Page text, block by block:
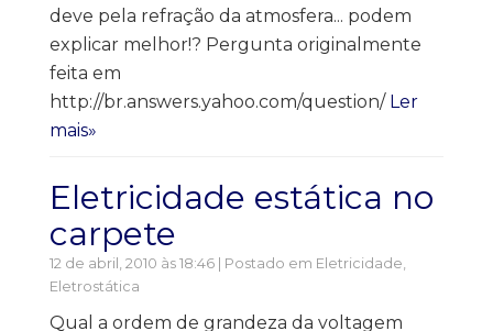
deve pela refração da atmosfera... podem
explicar melhor!? Pergunta originalmente
feita em
http://br.answers.yahoo.com/question/ Ler
mais»
Eletricidade estática no
carpete
12 de abril, 2010 às 18:46 | Postado em Eletricidade
Eletrostática
Qual a ordem de grandeza da voltagem